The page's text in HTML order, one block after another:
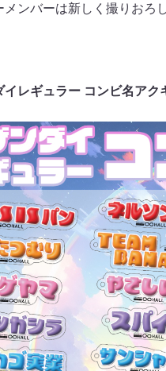
メンバーは新しく撮りおろ
レギュラー コンビ名アク